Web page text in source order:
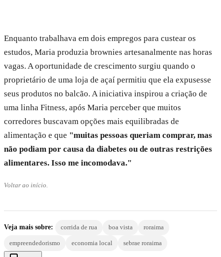
Enquanto trabalhava em dois empregos para custear os
estudos, Maria produzia brownies artesanalmente nas horas
vagas. A oportunidade de crescimento surgiu quando o
proprietário de uma loja de açaí permitiu que ela expusesse
seus produtos no balcão. A iniciativa inspirou a criação de
uma linha Fitness, após Maria perceber que muitos
corredores buscavam opções mais equilibradas de
alimentação e que "muitas pessoas queriam comprar, mas
não podiam por causa da diabetes ou de outras restrições
alimentares. Isso me incomodava."
Voltar ao início.
Veja mais sobre: corrida de rua boa vista roraima
empreendedorismo economia local sebrae roraima